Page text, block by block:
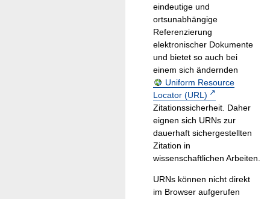
eindeutige und
ortsunabhängige
Referenzierung
elektronischer Dokumente
und bietet so auch bei
einem sich ändernden
Uniform Resource
Locator (URL)
Zitationssicherheit. Daher
eignen sich URNs zur
dauerhaft sichergestellten
Zitation in
wissenschaftlichen Arbeiten.
URNs können nicht direkt
im Browser aufgerufen